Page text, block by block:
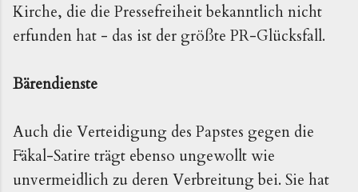
Kirche, die die Pressefreiheit bekanntlich nicht
erfunden hat - das ist der größte PR-Glücksfall.
Bärendienste
Auch die Verteidigung des Papstes gegen die
Fäkal-Satire trägt ebenso ungewollt wie
unvermeidlich zu deren Verbreitung bei. Sie hat